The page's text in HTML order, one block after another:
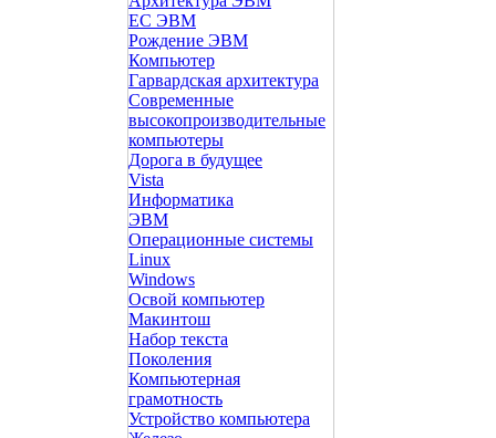
ЕС ЭВМ
Рождение ЭВМ
Компьютер
Гарвардская архитектура
Современные
высокопроизводительные
компьютеры
Дорога в будущее
Vista
Инфоpматика
ЭВМ
Операционные системы
Linux
Windows
Освой компьютер
Макинтош
Набор текста
Поколения
Компьютерная
грамотность
Устройство компьютера